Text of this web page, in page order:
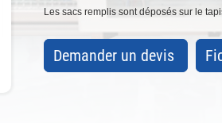
Les sacs remplis sont déposés sur le
Demander un devis